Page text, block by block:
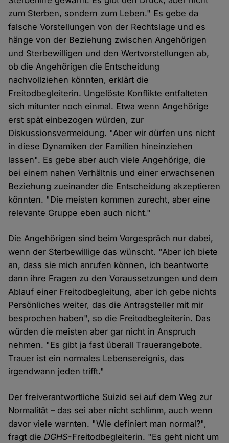
zum Sterben, sondern zum Leben." Es gebe da
falsche Vorstellungen von der Rechtslage und es
hänge von der Beziehung zwischen Angehörigen
und Sterbewilligen und den Wertvorstellungen ab,
ob die Angehörigen die Entscheidung
nachvollziehen könnten, erklärt die
Freitodbegleiterin. Ungelöste Konflikte entfalteten
sich mitunter noch einmal. Etwa wenn Angehörige
erst spät einbezogen würden, zur
Diskussionsvermeidung. "Aber wir dürfen uns nicht
in diese Dynamiken der Familien hineinziehen
lassen". Es gebe aber auch viele Angehörige, die
bei einem nahen Verhältnis und einer erwachsenen
Beziehung zueinander die Entscheidung akzeptieren
könnten. "Die meisten kommen zurecht, aber eine
relevante Gruppe eben auch nicht."
Die Angehörigen sind beim Vorgespräch nur dabei,
wenn der Sterbewillige das wünscht. "Aber ich biete
an, dass sie mich anrufen können, ich beantworte
dann ihre Fragen zu den Voraussetzungen und dem
Ablauf einer Freitodbegleitung, aber ich gebe nichts
Persönliches weiter, das die Antragsteller mit mir
besprochen haben", so die Freitodbegleiterin. Das
würden die meisten aber gar nicht in Anspruch
nehmen. "Es gibt ja fast überall Trauerangebote.
Trauer ist ein normales Lebensereignis, das
irgendwann jeden trifft."
Der freiverantwortliche Suizid sei auf dem Weg zur
Normalität – das sei aber nicht schlimm, auch wenn
davor viele warnten. "Wie definiert man normal?",
fragt dieDGHS-Freitodbegleiterin. "Es geht nicht um